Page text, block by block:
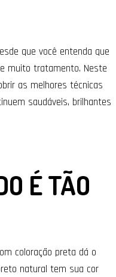
que você entenda que
muito tratamento. Neste
as melhores técnicas
saudáveis, brilhantes
É TÃO
coloração preta dá o
natural tem sua cor